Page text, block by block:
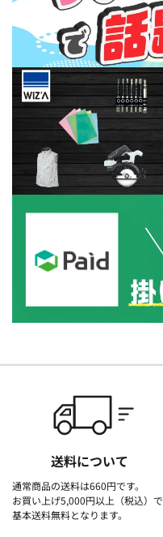
送料について
通常商品の送料は660円です。
お買い上げ5,000円以上（税込）で
基本送料無料となります。